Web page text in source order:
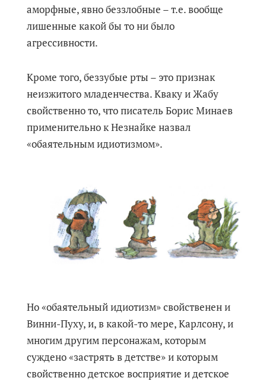
аморфные, явно беззлобные – т.е. вообще
лишенные какой бы то ни было
агрессивности.
Кроме того, беззубые рты – это признак
неизжитого младенчества. Кваку и Жабу
свойственно то, что писатель Борис Минаев
применительно к Незнайке назвал
«обаятельным идиотизмом».
Но «обаятельный идиотизм» свойственен и
Винни-Пуху, и, в какой-то мере, Карлсону, и
многим другим персонажам, которым
суждено «застрять в детстве» и которым
свойственно детское восприятие и детское